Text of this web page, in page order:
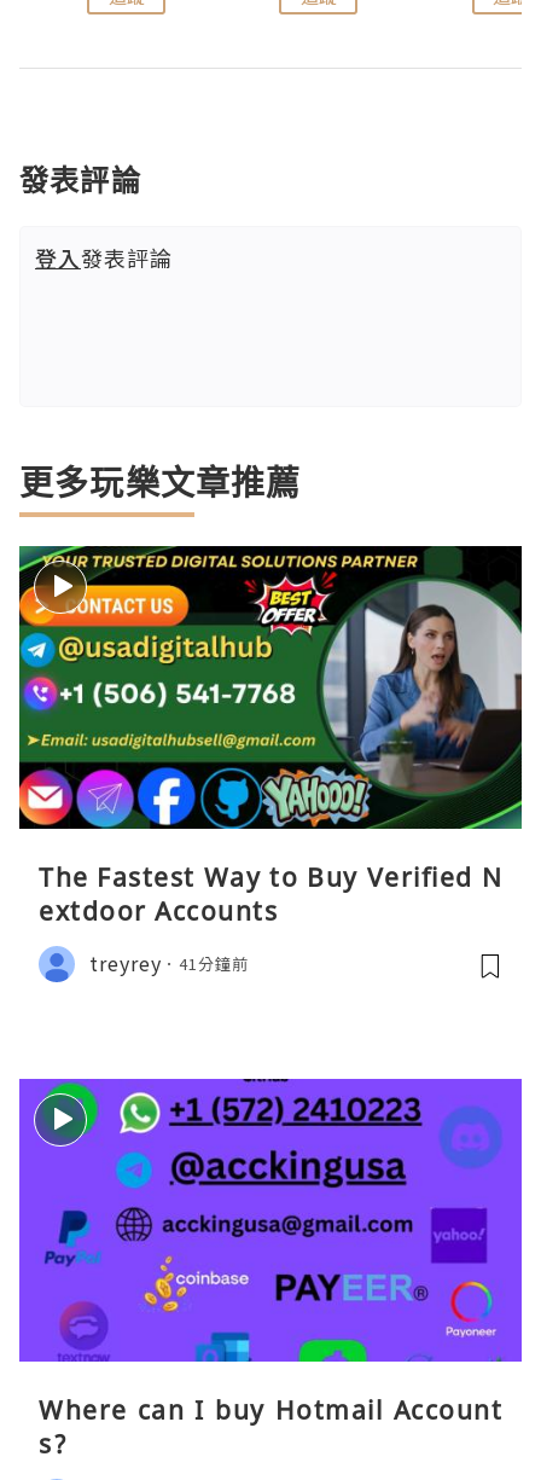
發表評論
登入發表評論
更多玩樂文章推薦
The Fastest Way to Buy Verified N
extdoor Accounts
treyrey 41分鐘前
Where can I buy Hotmail Account
s?